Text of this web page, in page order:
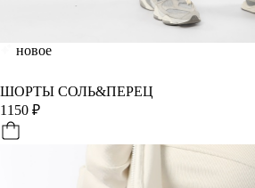
новое
ШОРТЫ СОЛЬ&ПЕРЕЦ
1150 ₽